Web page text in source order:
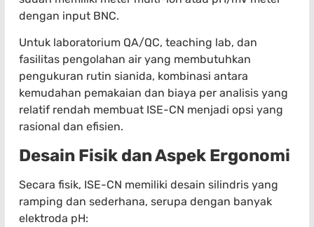
dengan input BNC.
Untuk laboratorium QA/QC, teaching lab, dan
fasilitas pengolahan air yang membutuhkan
pengukuran rutin sianida, kombinasi antara
kemudahan pemakaian dan biaya per analisis yang
relatif rendah membuat ISE-CN menjadi opsi yang
rasional dan efisien.
Desain Fisik dan Aspek Ergonomi
Secara fisik, ISE-CN memiliki desain silindris yang
ramping dan sederhana, serupa dengan banyak
elektroda pH: